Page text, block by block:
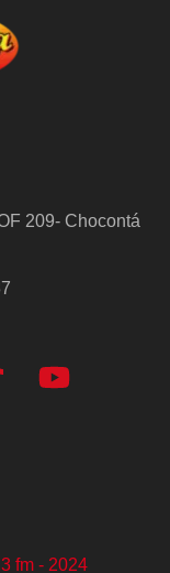
209- Chocontá
fm - 2024